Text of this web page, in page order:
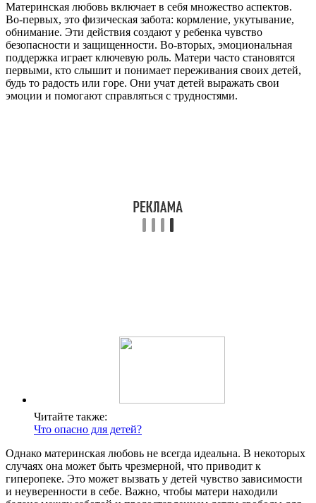
Материнская любовь включает в себя множество аспектов.
Во-первых, это физическая забота: кормление, укутывание,
обнимание. Эти действия создают у ребенка чувство
безопасности и защищенности. Во-вторых, эмоциональная
поддержка играет ключевую роль. Матери часто становятся
первыми, кто слышит и понимает переживания своих детей,
будь то радость или горе. Они учат детей выражать свои
эмоции и помогают справляться с трудностями.
Читайте также:
Что опасно для детей?
Однако материнская любовь не всегда идеальна. В некоторых
случаях она может быть чрезмерной, что приводит к
гиперопеке. Это может вызвать у детей чувство зависимости
и неуверенности в себе. Важно, чтобы матери находили